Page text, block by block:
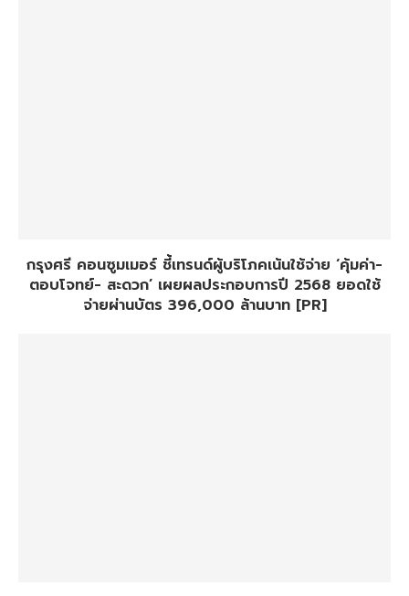
กรุงศรี คอนซูมเมอร์ ชี้เทรนด์ผู้บริโภคเน้นใช้จ่าย ‘คุ้มค่า-
ตอบโจทย์- สะดวก’ เผยผลประกอบการปี 2568 ยอดใช้
จ่ายผ่านบัตร 396,000 ล้านบาท [PR]